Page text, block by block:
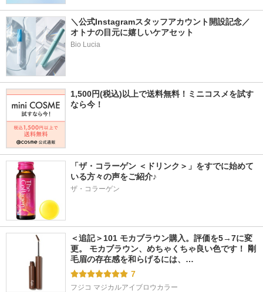
＼公式Instagramスタッフアカウント開設記念／
オトナの目元に嬉しいケアセット
Bio Lucia
1,500円(税込)以上で送料無料！ミニコスメを試す
なら今！
「ザ・コラーゲン ＜ドリンク＞」をすでに始めて
いる方々の声をご紹介♪
ザ・コラーゲン
＜追記＞101 モカブラウン購入。評価を5→7に変
更。 モカブラウン、めちゃくちゃ良い色です！ 剛
毛眉の存在感を和らげるには、…
7
フジコ マジカルアイブロウカラー